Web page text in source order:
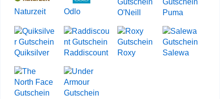
Naturzeit Odlo O'Neill Puma
Quiksilver Raddiscount Roxy Salewa